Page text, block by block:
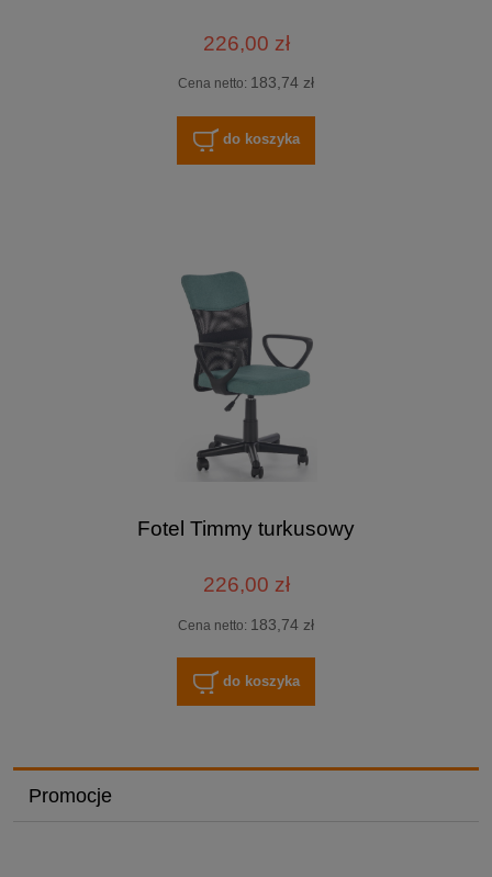
226,00 zł
Cena netto: 183,74 zł
do koszyka
Fotel Timmy turkusowy
226,00 zł
Cena netto: 183,74 zł
do koszyka
Promocje